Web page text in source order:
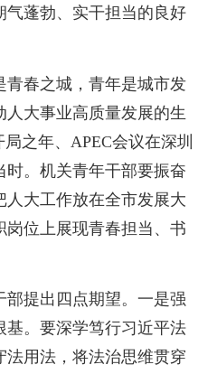
气蓬勃、实干担当的良好
青春之城，青年是城市发
人大事业高质量发展的生
之年、APEC会议在深圳
。机关青年干部要振奋
大工作放在全市发展大
岗位上展现青春担当、书
部提出四点期望。一是强
基。要深学笃行习近平法
用法，将法治思维贯穿